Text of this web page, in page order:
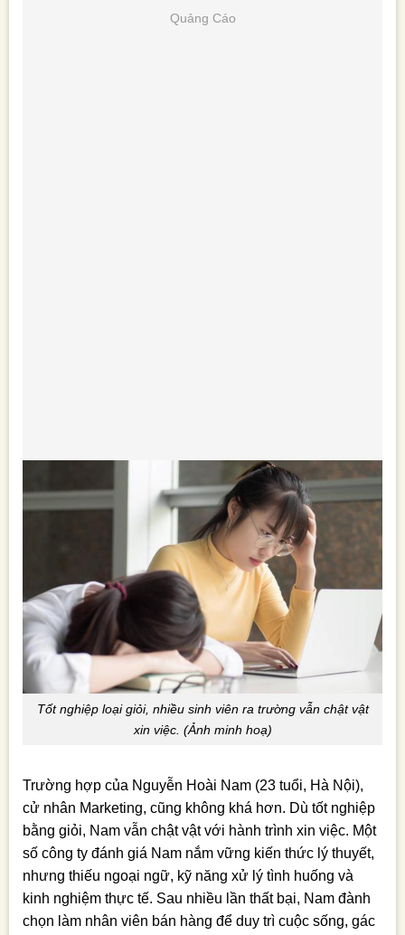
Quảng Cáo
Tốt nghiệp loại giỏi, nhiều sinh viên ra trường vẫn chật vật
xin việc. (Ảnh minh hoạ)
Trường hợp của Nguyễn Hoài Nam (23 tuổi, Hà Nội),
cử nhân Marketing, cũng không khá hơn. Dù tốt nghiệp
bằng giỏi, Nam vẫn chật vật với hành trình xin việc. Một
số công ty đánh giá Nam nắm vững kiến thức lý thuyết,
nhưng thiếu ngoại ngữ, kỹ năng xử lý tình huống và
kinh nghiệm thực tế. Sau nhiều lần thất bại, Nam đành
chọn làm nhân viên bán hàng để duy trì cuộc sống, gác